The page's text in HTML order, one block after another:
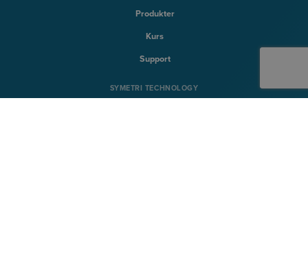
Produkter
Kurs
Support
SYMETRI TECHNOLOGY